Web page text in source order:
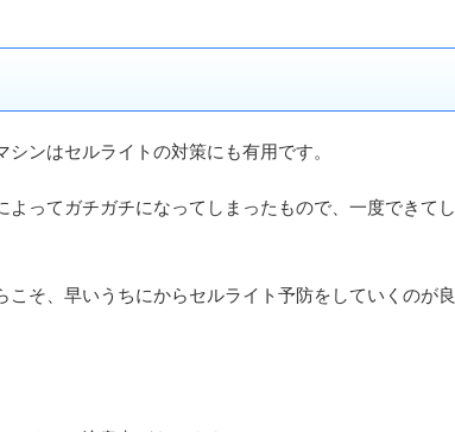
ンはセルライトの対策にも有用です。
ってガチガチになってしまったもので、一度できてし
そ、早いうちにからセルライト予防をしていくのが良